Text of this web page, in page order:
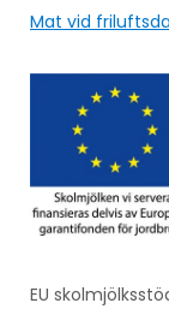
Mat vid
EU